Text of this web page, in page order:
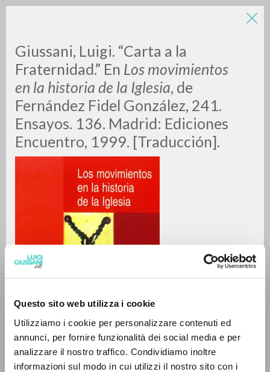
Questo sito web utilizza i cookie
Utilizziamo i cookie per personalizzare contenuti ed
annunci, per fornire funzionalità dei social media e per
analizzare il nostro traffico. Condividiamo inoltre
informazioni sul modo in cui utilizzi il nostro sito con i
Giussani, Luigi. “Carta a la
Fraternidad.” En Los movimientos
en la historia de la Iglesia, de
Fernández Fidel González, 241.
Ensayos. 136. Madrid: Ediciones
Encuentro, 1999. [Traducción].
LUIGI
GIUSSANI
scritti
BÚSQUEDA AVANZADA »
0DOCUMENTOS ENCONTRADOS